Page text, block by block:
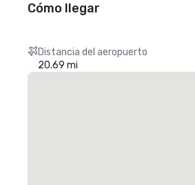
Cómo llegar
Distancia del aeropuerto
20.69 mi